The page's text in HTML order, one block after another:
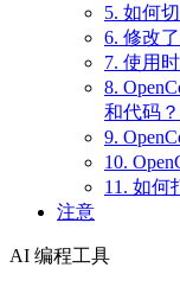
5. 如何
6. 修改
7. 使用
8.
和代码？
9.
10.
11. 如何
注意
AI 编程工具